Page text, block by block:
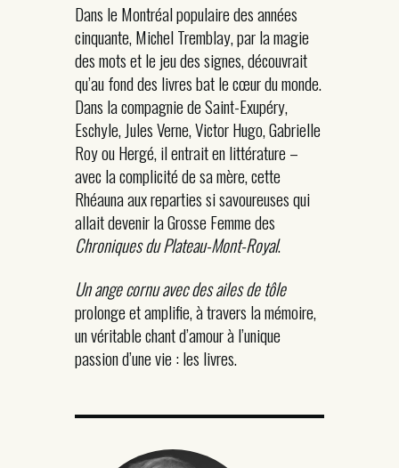
Dans le Montréal populaire des années
cinquante, Michel Tremblay, par la magie
des mots et le jeu des signes, découvrait
qu’au fond des livres bat le cœur du monde.
Dans la compagnie de Saint-Exupéry,
Eschyle, Jules Verne, Victor Hugo, Gabrielle
Roy ou Hergé, il entrait en littérature –
avec la complicité de sa mère, cette
Rhéauna aux reparties si savoureuses qui
allait devenir la Grosse Femme des
Chroniques du Plateau-Mont-Royal.
Un ange cornu avec des ailes de tôle
prolonge et amplifie, à travers la mémoire,
un véritable chant d’amour à l’unique
passion d’une vie : les livres.